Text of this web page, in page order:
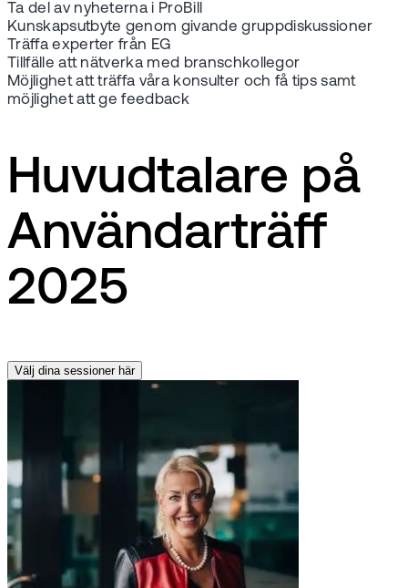
Ta del av nyheterna i ProBill
Kunskapsutbyte genom givande gruppdiskussioner
Träffa experter från EG
Tillfälle att nätverka med branschkollegor
Möjlighet att träffa våra konsulter och få tips samt
möjlighet att ge feedback
Huvudtalare på
Användarträff
2025
Välj dina sessioner här